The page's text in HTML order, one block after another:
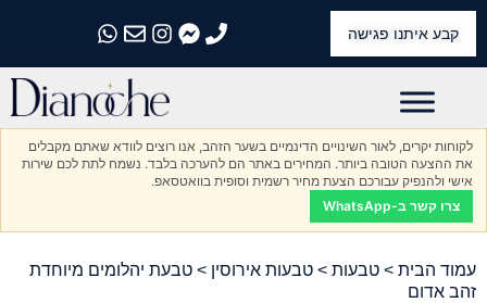
קבע איתנו פגישה
התקשרו אלינו
התקשרו אלינו
התקשרו אלינו
התקשרו אלינו
התקשרו אלינו
לקוחות יקרים, לאור השינויים הדינמיים בשער הזהב, אנו רוצים לוודא שאתם מקבלים
את ההצעה הטובה ביותר. המחירים באתר הם להערכה בלבד. נשמח לתת לכם שירות
אישי ולהנפיק עבורכם הצעת מחיר רשמית וסופית בוואטסאפ.
צרו קשר ב-WhatsApp
עמוד הבית > טבעות > טבעות אירוסין > טבעת יהלומים מיוחדת
זהב אדום